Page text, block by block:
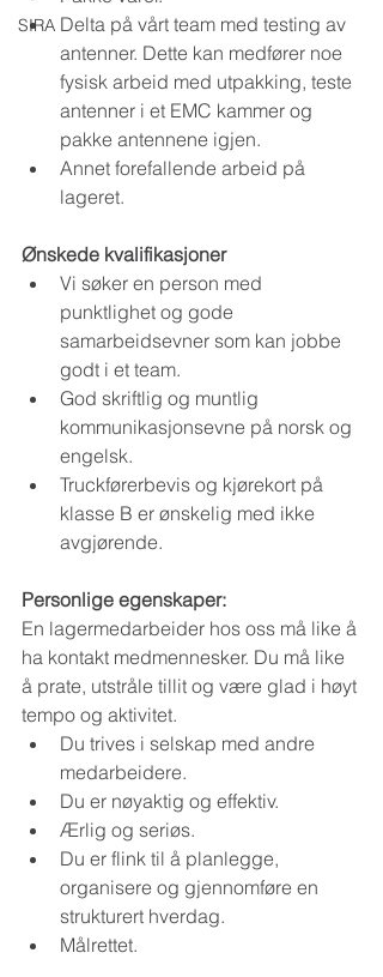
SIRA Delta på vårt team med testing av
antenner. Dette kan medfører noe
fysisk arbeid med utpakking, teste
antenner i et EMC kammer og
pakke antennene igjen.
Annet forefallende arbeid på
lageret.
​Ønskede kvalifikasjoner
Vi søker en person med
punktlighet og gode
samarbeidsevner som kan jobbe
godt i et team.
God skriftlig og muntlig
kommunikasjonsevne på norsk og
engelsk.
Truckførerbevis og kjørekort på
klasse B er ønskelig med ikke
avgjørende.
Personlige egenskaper:
En lagermedarbeider hos oss må like å
ha kontakt medmennesker. Du må like
å prate, utstråle tillit og være glad i høyt
tempo og aktivitet.
Du trives i selskap med andre
medarbeidere.
Du er nøyaktig og effektiv.
Ærlig og seriøs.
Du er flink til å planlegge,
organisere og gjennomføre en
strukturert hverdag.
Målrettet.